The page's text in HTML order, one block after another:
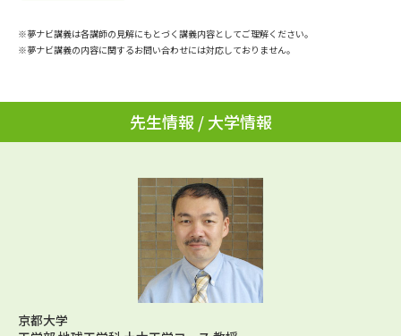
ユーザーサポート
お支払いについて
個人情報取扱規定
テレメール進学カタログ
訂正のご案内
※夢ナビ講義は各講師の見解にもとづく講義内容としてご理解ください。
※夢ナビ講義の内容に関するお問い合わせには対応しておりません。
先生情報 / 大学情報
京都大学